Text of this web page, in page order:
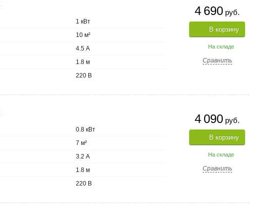
4 690 руб.
В корзину
На складе
Сравнить
1 кВт
10 м²
4.5 А
1.8 м
220 В
4 090 руб.
В корзину
На складе
Сравнить
0.8 кВт
7 м²
3.2 А
1.8 м
220 В